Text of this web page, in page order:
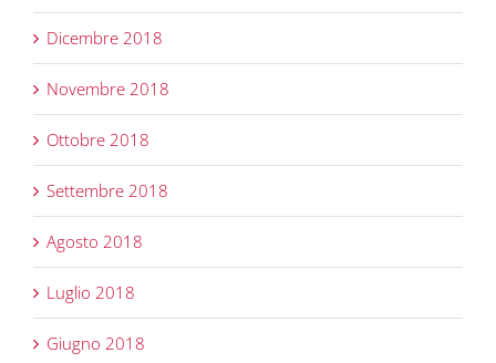
Dicembre 2018
Novembre 2018
Ottobre 2018
Settembre 2018
Agosto 2018
Luglio 2018
Giugno 2018